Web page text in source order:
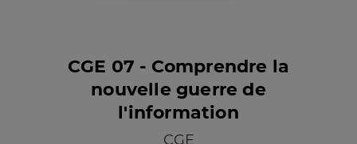
CGE 07 - Comprendre la
nouvelle guerre de
l'information
CGE